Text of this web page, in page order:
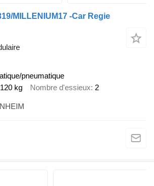
MILLENIUM17 -Car Regie
pneumatique
kg Nombre d'essieux 2